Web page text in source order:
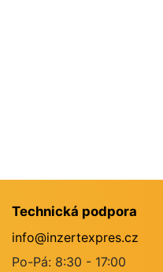
Technická podpora
info@inzertexpres.cz
Po-Pá: 8:30 - 17:00